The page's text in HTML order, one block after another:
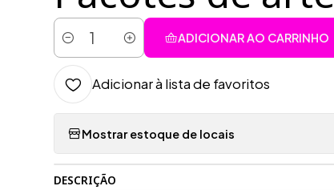
Quantidade
ADICIONAR AO CARRINHO
Adicionar à lista de favoritos
Mostrar estoque de locais
DESCRIÇÃO